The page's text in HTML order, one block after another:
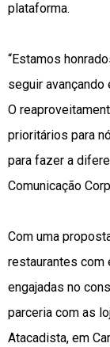
plataforma.
“Estamos
seguir
O
prioritários para
para fazer a
Comunicação
Com uma
restaurantes com
engajadas no
parceria com as
Atacadista, em